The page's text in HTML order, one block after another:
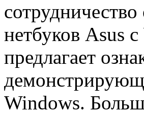
нетбуков Asus
предлагает
Windows.